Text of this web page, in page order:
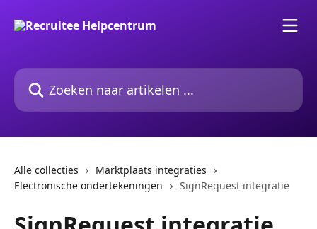
Zoeken naar artikelen ...
Alle collecties
Marktplaats integraties
Electronische ondertekeningen
SignRequest integratie